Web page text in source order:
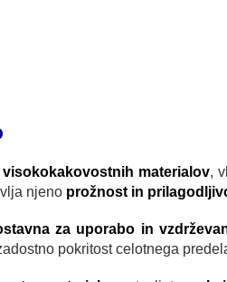
visokokakovostnih materialov,
njeno prožnost in
za uporabo in
pokritost celotnega